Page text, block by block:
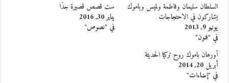
السلطان سليمان وفاطمة ولميس وباموك
يشاركون في الاحتجاجات
يونيو 9, 2013
في "فنون"
ست قصص قصيرة جدًّا
يناير 30, 2016
في "نصوص"
أورهان باموك روح تركيا الحديثة
أبريل 20, 2014
في "إضاءات"